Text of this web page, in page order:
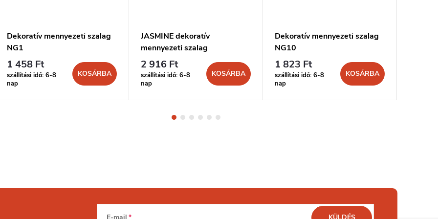
Dekoratív mennyezeti szalag
NG1
1 458 Ft
szállítási idő: 6-8
nap
KOSÁRBA
JASMINE dekoratív
mennyezeti szalag
2 916 Ft
szállítási idő: 6-8
nap
KOSÁRBA
Dekoratív mennyezeti szalag
NG10
1 823 Ft
szállítási idő: 6-8
nap
KOSÁRBA